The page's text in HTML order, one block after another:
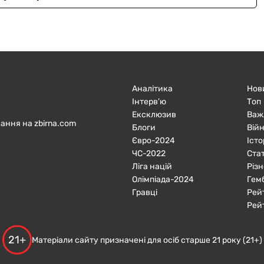
на zbirna.com
Аналітика
Інтерв'ю
Ексклюзив
Блоги
Євро-2024
ЧC-2022
Ліга націй
Олімпіада-2024
Гравці
Топ
21+ Матеріали сайту призначені для осіб старше 21 року (21+)